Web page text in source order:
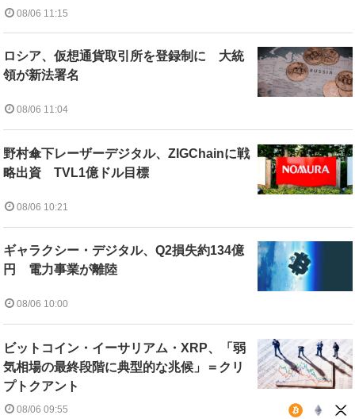
08/06 11:15
ロシア、仮想通貨取引所を登録制に 大統
領が新法署名
08/06 11:04
野村傘下レーザーデジタル、ZIGChainに戦
略出資 TVL1億ドル目標
08/06 10:21
ギャラクシー・デジタル、Q2損失約134億
円 電力事業が離陸
08/06 10:00
ビットコイン・イーサリアム・XRP、「弱
気相場の最終段階に典型的な兆候」＝クリ
プトクアント
08/06 09:55